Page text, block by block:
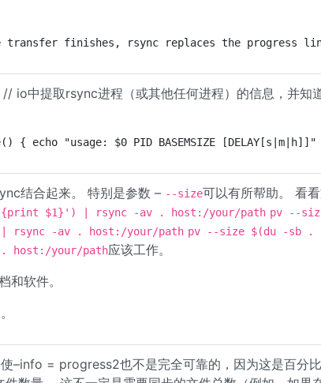
transfer finishes, rsync replaces the progress
io中提取rsync进程（或其他任何进程）的信息，并知
{ echo "usage: $0 PID BASEMSIZE [DELAY[s|m|h]]" }
结合起来。 特别是参数 – --size可以有所帮助。 看
$1}') | rsync -av . host:/your/path pv --
rsync -av . host:/your/path pv --size $(du -sb
host:/your/path应该工作。
和软件。
–info = progress2也不是完全可靠的，因为这是百分